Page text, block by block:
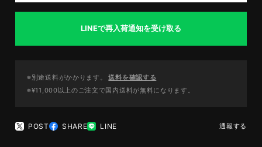
LINEで再入荷通知を受け取る
※別途送料がかかります。
送料を確認する
※¥11,000以上のご注文で国内送料が無料になります。
POST SHARE LINE 通報する